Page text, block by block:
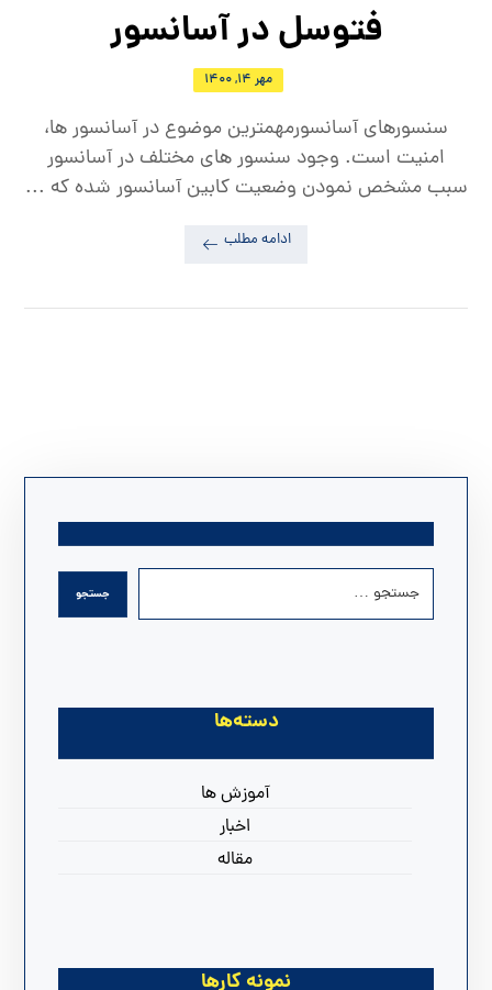
فتوسل در آسانسور
مهر ۱۴, ۱۴۰۰
سنسورهای آسانسورمهمترین موضوع در آسانسور ها،
امنیت است. وجود سنسور های مختلف در آسانسور
سبب مشخص نمودن وضعیت کابین آسانسور شده که ...
ادامه مطلب
دسته‌ها
آموزش ها
اخبار
مقاله
نمونه کارها